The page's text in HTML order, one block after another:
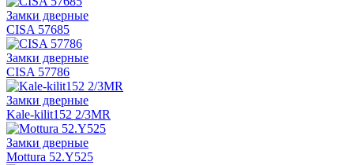
Замки дверные
CISA 57685
Замки дверные
CISA 57786
Замки дверные
Kale-kilit152 2/3MR
Замки дверные
Mottura 52.Y525